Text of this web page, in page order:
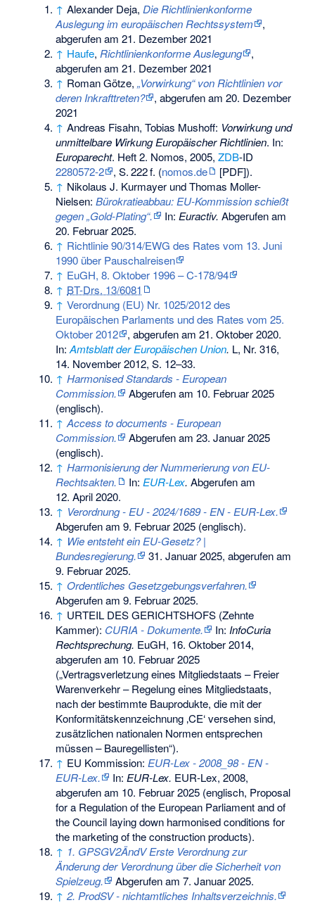
↑ Alexander Deja, Die Richtlinienkonforme
Auslegung im europäischen Rechtssystem
,
abgerufen am 21. Dezember 2021
↑ Haufe, Richtlinienkonforme Auslegung
,
abgerufen am 21. Dezember 2021
↑ Roman Götze,„Vorwirkung“ von Richtlinien vor
deren Inkrafttreten?
, abgerufen am 20. Dezember
2021
↑ Andreas Fisahn, Tobias Mushoff: Vorwirkung und
unmittelbare Wirkung Europäischer Richtlinien. In:
Europarecht. Heft 2. Nomos, 2005,ZDB-ID
2280572-2
,S.222f. (nomos.de
[PDF]).
↑ Nikolaus J. Kurmayer und Thomas Moller-
Nielsen:Bürokratieabbau: EU-Kommission schießt
gegen „Gold-Plating“.
In: Euractiv. Abgerufen am
20. Februar 2025.
↑ Richtlinie 90/314/EWG des Rates vom 13. Juni
1990 über Pauschalreisen
↑ EuGH, 8. Oktober 1996 – C-178/94
↑ BT-Drs. 13/6081
↑ Verordnung (EU) Nr. 1025/2012 des
Europäischen Parlaments und des Rates vom 25.
Oktober 2012
, abgerufen am 21. Oktober 2020.
In:Amtsblatt der Europäischen Union. L, Nr. 316,
14. November 2012, S. 12–33.
↑ Harmonised Standards - European
Commission.
Abgerufen am 10. Februar 2025
(englisch).
↑ Access to documents - European
Commission.
Abgerufen am 23. Januar 2025
(englisch).
↑ Harmonisierung der Nummerierung von EU-
Rechtsakten.
In: EUR-Lex. Abgerufen am
12. April 2020.
↑ Verordnung - EU - 2024/1689 - EN - EUR-Lex.
Abgerufen am 9. Februar 2025 (englisch).
↑ Wie entsteht ein EU-Gesetz? |
Bundesregierung.
31. Januar 2025, abgerufen am
9. Februar 2025.
↑ Ordentliches Gesetzgebungsverfahren.
Abgerufen am 9. Februar 2025.
↑ URTEIL DES GERICHTSHOFS (Zehnte
Kammer): CURIA - Dokumente. In: InfoCuria
Rechtsprechung. EuGH, 16. Oktober 2014,
abgerufen am 10. Februar 2025
(„Vertragsverletzung eines Mitgliedstaats – Freier
Warenverkehr – Regelung eines Mitgliedstaats,
nach der bestimmte Bauprodukte, die mit der
Konformitätskennzeichnung ‚CE‘ versehen sind,
zusätzlichen nationalen Normen entsprechen
müssen – Bauregellisten“).
↑ EU Kommission: EUR-Lex - 2008_98 - EN -
EUR-Lex.
In: EUR-Lex. EUR-Lex, 2008,
abgerufen am 10. Februar 2025 (englisch, Proposal
for a Regulation of the European Parliament and of
the Council laying down harmonised conditions for
the marketing of the construction products).
↑ 1. GPSGV2ÄndV Erste Verordnung zur
Änderung der Verordnung über die Sicherheit von
Spielzeug.
Abgerufen am 7. Januar 2025.
↑ 2. ProdSV - nichtamtliches Inhaltsverzeichnis.